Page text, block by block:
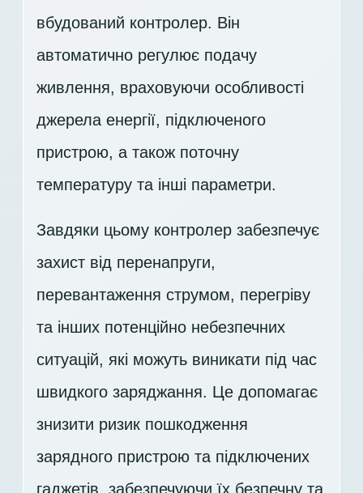
вбудований контролер. Він
автоматично регулює подачу
живлення, враховуючи особливості
джерела енергії, підключеного
пристрою, а також поточну
температуру та інші параметри.
Завдяки цьому контролер забезпечує
захист від перенапруги,
перевантаження струмом, перегріву
та інших потенційно небезпечних
ситуацій, які можуть виникати під час
швидкого заряджання. Це допомагає
знизити ризик пошкодження
зарядного пристрою та підключених
гаджетів, забезпечуючи їх безпечну та